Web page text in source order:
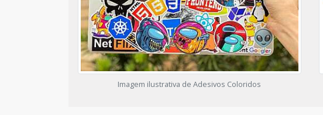
Imagem ilustrativa de Adesivos Coloridos